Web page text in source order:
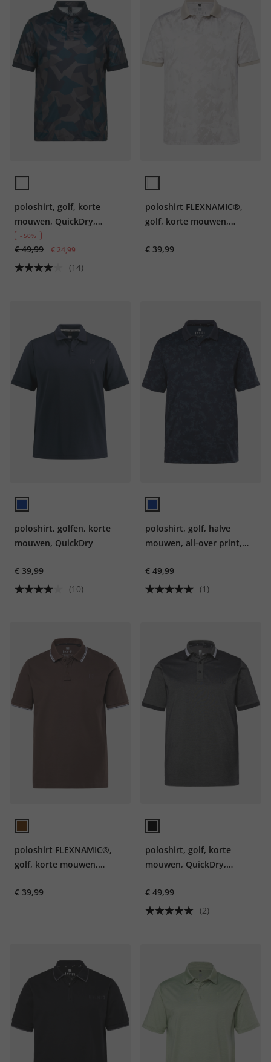
poloshirt, golf, korte
mouwen, QuickDry,
camouflage, tot 7XL
- 50%
€ 49,99 € 24,99
(14)
poloshirt FLEXNAMIC®,
golf, korte mouwen,
€ 39,99
poloshirt, golfen, korte
mouwen, QuickDry
€ 39,99
(10)
poloshirt, golf, halve
mouwen, all-over print,
€ 49,99
(1)
poloshirt FLEXNAMIC®,
golf, korte mouwen,
€ 39,99
poloshirt, golf, korte
mouwen, QuickDry,
€ 49,99
(2)